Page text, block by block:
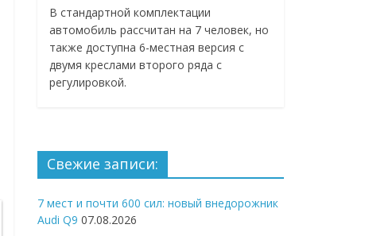
В стандартной комплектации
автомобиль рассчитан на 7 человек, но
также доступна 6-местная версия с
двумя креслами второго ряда с
регулировкой.
Свежие записи:
7 мест и почти 600 сил: новый внедорожник
Audi Q9 07.08.2026